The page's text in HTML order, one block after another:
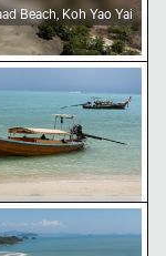
Beach, Koh Yao Yai
Koh Yao Yai
Langheckboot
Strand
von Laem Haad